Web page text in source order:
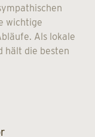
wichtige
Als lokale
hält die besten